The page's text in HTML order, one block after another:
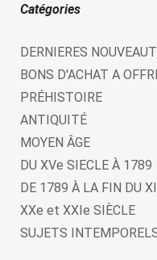
Catégories
DERNIERES
BONS D'ACHAT A
PRÉHISTOIRE
ANTIQUITÉ
MOYEN ÂGE
DU XVe SIECLE À 1789
DE 1789 À LA FIN DU
XXe et XXIe SIÈCLE
SUJETS